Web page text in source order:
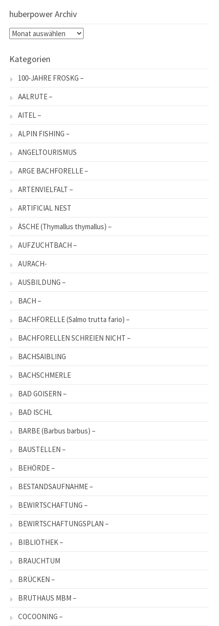
huberpower Archiv
huberpower
Kategorien
100-JAHRE FROSKG –
AALRUTE –
AITEL –
ALPIN FISHING –
ANGELTOURISMUS
ARGE BACHFORELLE –
ARTENVIELFALT –
ARTIFICIAL NEST
ÄSCHE (Thymallus thymallus) –
AUFZUCHTBACH –
AURACH-
AUSBILDUNG –
BACH –
BACHFORELLE (Salmo trutta fario) –
BACHFORELLEN SCHREIEN NICHT –
BACHSAIBLING
BACHSCHMERLE
BAD GOISERN –
BAD ISCHL
BARBE (Barbus barbus) –
BAUSTELLEN –
BEHÖRDE –
BESTANDSAUFNAHME –
BEWIRTSCHAFTUNG –
BEWIRTSCHAFTUNGSPLAN –
BIBLIOTHEK –
BRAUCHTUM
BRÜCKEN –
BRUTHAUS MBM –
COCOONING –